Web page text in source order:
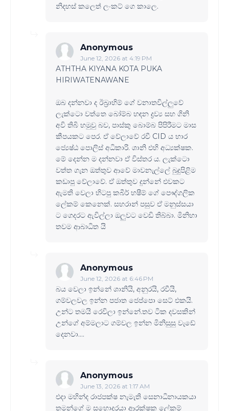
නිදහස් කලෙත් ලංකට් ගෙ කාලෙ.
Anonymous
June 12, 2026 at 4:19 PM
ATHTHA KIYANA KOTA PUKA
HIRIWATENAWANE
ඔබ දන්නවා ද ඊබ්‍රාහිම් ගේ වනාතවිල්ලුවේ
ලැක්ටො වත්තෙ බෝම්බ හඳන ද්‍රව්‍ය සහ ගිනි
අවි තිබි හමුවු බව, පාස්කු බොම්බ පිපිරීමට මාස
කීපයකට පෙර. ඒ වේලාවේ රවී CID ය භාර
ජ්‍යෙෂ්ඨ පොලිස් අධිකාරි. ශානි එහි අධ්‍යක්ෂක.
මේ දෙන්න ම දන්නවා ඒ විස්තර ය. ලැක්ටො
වත්ත ගැන ඔත්තුව ආවේ මාවනැල්ලේ බුදුපිළිම
කඩාපු වේලාවේ. ඒ ඔත්තුව දුන්නේ එවකට
ඇමති වෙලා හිටපු කබීර් හෂීම් ගේ පෞද්ගලික
ලේකම් කෙනෙක්. සහරාන් පසුව ඒ මනුස්සයා
ට ගෙදරට ඇවිල්ලා ඔලුවට වෙඩි තිබ්බා. මිනිහා
තවම ආබාධිත යි
Anonymous
June 12, 2026 at 6:46 PM
බය වෙලා ඉන්නේ ශානියි, අනුරයි, රවීයි,
ගම්වලවල ඉන්න පජාත ජෙප්පො සෙට් එකයි.
උන්ට තමයි රෙවිලා ඉන්නේ.තව ටික දවසකින්
උන්ගේ අම්මලාට ගම්වල ඉන්න මිනිසුසු වැඩේ
දෙනවා....
Anonymous
June 13, 2026 at 1:17 AM
එදා මහින්ද රාජපක්ෂ නැමැති සෙනාධිනායකයා
තමන්ගේ ම සහොදරයා ආරක්ෂක ලේකම්